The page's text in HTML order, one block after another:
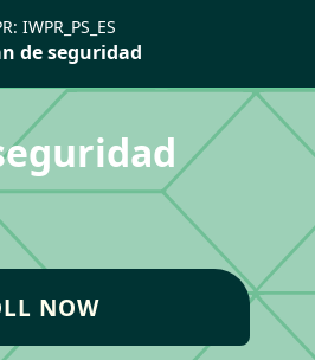
IWPR_PS_ES
de seguridad
NOW